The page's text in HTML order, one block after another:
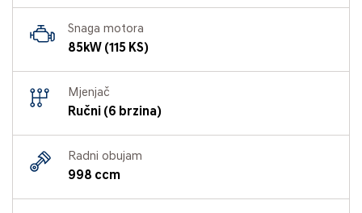
Snaga motora
85kW (115 KS)
Mjenjač
Ručni (6 brzina)
Radni obujam
998 ccm